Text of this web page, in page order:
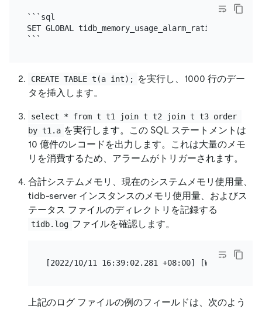
```sql
SET GLOBAL tidb_memory_usage_alarm_ratio = 0.85;
CREATE TABLE t(a int);
を実行し、1000 行のデー
タを挿入します。
select * from t t1 join t t2 join t t3 order
by t1.a を実行します。この SQL ステートメントは
10 億件のレコードを出力します。これは大量のメモ
リを消費するため、アラームがトリガーされます。
合計システムメモリ、現在のシステムメモリ使用量、
tidb-server インスタンスのメモリ使用量、およびス
テータス ファイルのディレクトリを記録する
tidb.log ファイルを確認します。
上記のログ ファイルの例のフィールドは、次のよう